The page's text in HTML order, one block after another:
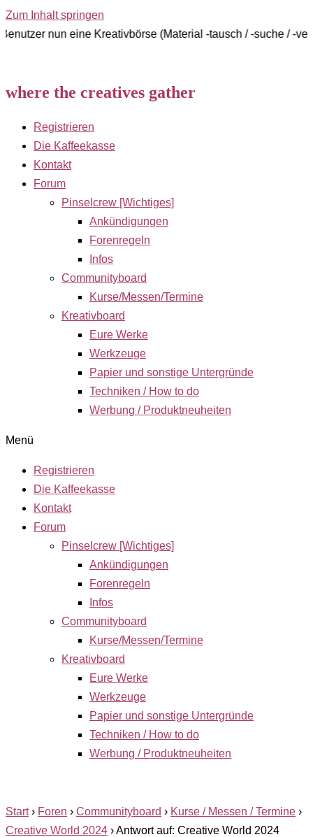
Zum Inhalt springen
nun eine Kreativbörse (Material -tausch / -suche / -verkauf)
where the creatives gather
Registrieren
Die Kaffeekasse
Kontakt
Forum
Pinselcrew [Wichtiges]
Ankündigungen
Forenregeln
Infos
Communityboard
Kurse/Messen/Termine
Kreativboard
Eure Werke
Werkzeuge
Papier und sonstige Untergründe
Techniken / How to do
Werbung / Produktneuheiten
Menü
Registrieren
Die Kaffeekasse
Kontakt
Forum
Pinselcrew [Wichtiges]
Ankündigungen
Forenregeln
Infos
Communityboard
Kurse/Messen/Termine
Kreativboard
Eure Werke
Werkzeuge
Papier und sonstige Untergründe
Techniken / How to do
Werbung / Produktneuheiten
Start › Foren › Communityboard › Kurse / Messen / Termine ›
Creative World 2024 ›Antwort auf: Creative World 2024